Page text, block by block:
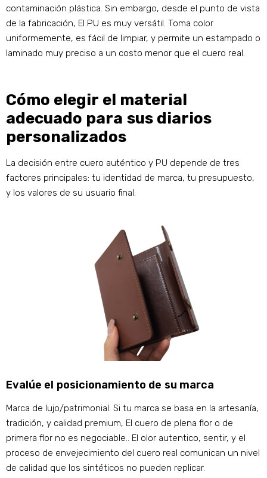
contaminación plástica. Sin embargo, desde el punto de vista
de la fabricación, El PU es muy versátil. Toma color
uniformemente, es fácil de limpiar, y permite un estampado o
laminado muy preciso a un costo menor que el cuero real.
Cómo elegir el material
adecuado para sus diarios
personalizados
La decisión entre cuero auténtico y PU depende de tres
factores principales: tu identidad de marca, tu presupuesto,
y los valores de su usuario final.
Evalúe el posicionamiento de su marca
Marca de lujo/patrimonial: Si tu marca se basa en la artesanía,
tradición, y calidad premium, El cuero de plena flor o de
primera flor no es negociable.. El olor autentico, sentir, y el
proceso de envejecimiento del cuero real comunican un nivel
de calidad que los sintéticos no pueden replicar.